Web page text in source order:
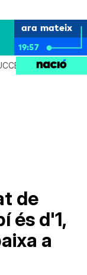
ara mateix
19:57
de
és d'1,
a